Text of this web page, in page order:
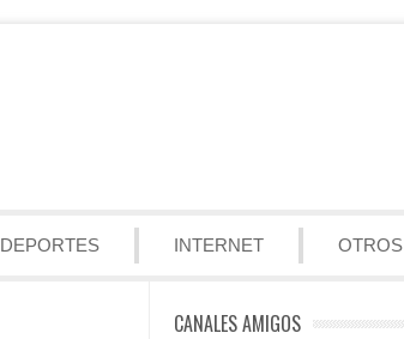
DEPORTES INTERNET OTROS
CANALES AMIGOS